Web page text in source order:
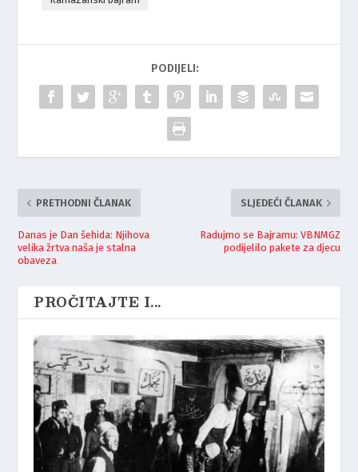
PODIJELI:
PRETHODNI ČLANAK
Danas je Dan šehida: Njihova
velika žrtva naša je stalna
obaveza
SLJEDEĆI ČLANAK
Radujmo se Bajramu: VBNMGZ
podijelilo pakete za djecu
PROČITAJTE I...